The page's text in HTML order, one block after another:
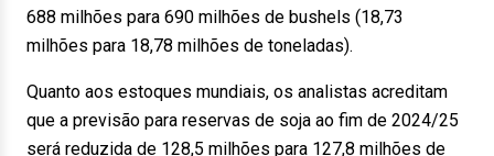
688 milhões para 690 milhões de bushels (18,73
milhões para 18,78 milhões de toneladas).
Quanto aos estoques mundiais, os analistas acreditam
que a previsão para reservas de soja ao fim de 2024/25
será reduzida de 128,5 milhões para 127,8 milhões de